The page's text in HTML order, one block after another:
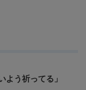
よう祈ってる」